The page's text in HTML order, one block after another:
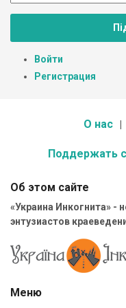
Войти
Регистрация
О нас
Поддержать
Об этом сайте
«Украина Инкогнита» -
энтузиастов
Меню